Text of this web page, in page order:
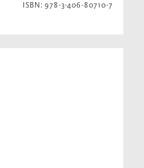
ISBN: 978-3-406-80710-7